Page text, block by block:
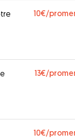
10€/
13€/
10€/